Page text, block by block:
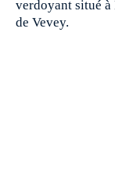
verdoyant situé à
de Vevey.